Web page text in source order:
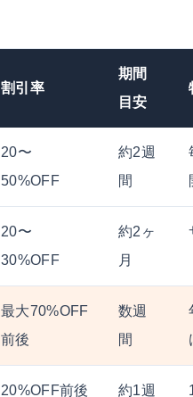
割引率
期間
目安
20〜
50%OFF
約2週
間
20〜
30%OFF
約2ヶ
月
最大70%OFF
前後
数週
間
20%OFF前後 約1週